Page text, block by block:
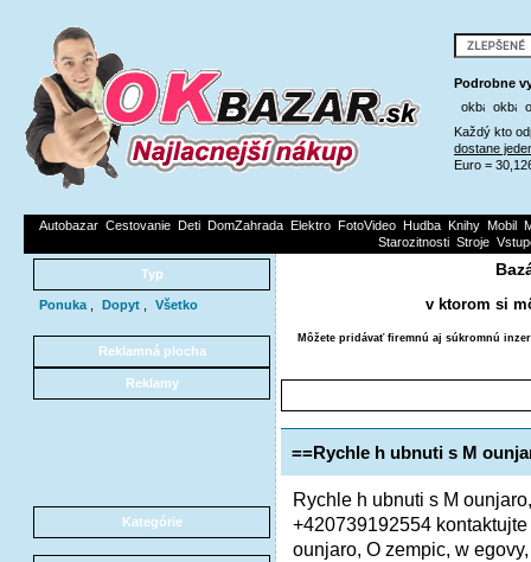
Podrobne
Každý kto
dostane
Euro =
Autobazar Cestovanie Deti DomZahrada Elektro FotoVideo Hudba Knihy Mobil
Starozitnosti Stroje
Typ
Ponuka Dopyt Všetko
Reklamná plocha
Reklamy
Kategórie
v ktorom si
Môžete pridávať firemnú aj súkromnú
==Rychle h ubnuti s M
Rychle h ubnuti s M
+420739192554
ounjaro, O zempic, w